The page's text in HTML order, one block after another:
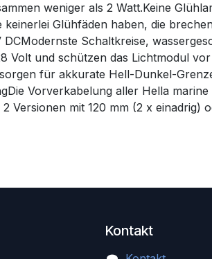
weniger als 2 Watt.Keine
Glühfäden haben, die
Schaltkreise,
Volt und schützen das Lichtmodul
für akkurate Hell-Dunkel-
Vorverkabelung aller Hella
Versionen mit 120 mm (2 x einadrig)
Kontakt